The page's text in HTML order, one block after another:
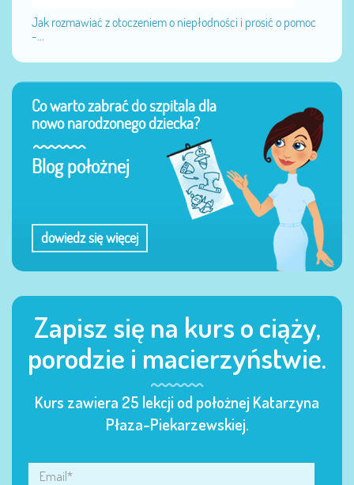
Jak rozmawiać z otoczeniem o niepłodności i prosić o pomoc
-...
Co warto zabrać do szpitala dla
nowo narodzonego dziecka?
Blog położnej
dowiedz się więcej
Zapisz się na kurs o ciąży,
porodzie i macierzyństwie.
Kurs zawiera 25 lekcji od położnej Katarzyna
Płaza-Piekarzewskiej.